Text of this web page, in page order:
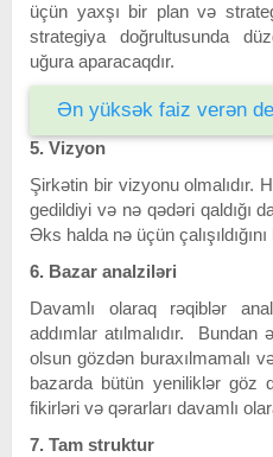
üçün yaxşı bir plan və
strategiya doğrultusunda
uğura aparacaqdır.
Ən yüksək faiz verən
5. Vizyon
Şirkətin bir vizyonu olmalıdır.
gedildiyi və nə qədəri qaldığı
Əks halda nə üçün
6. Bazar analziləri
Davamlı olaraq rəqiblər
addımlar atılmalıdır.
olsun gözdən buraxılmamalı
bazarda bütün yeniliklər göz
fikirləri və qərarları davamlı
7. Tam struktur